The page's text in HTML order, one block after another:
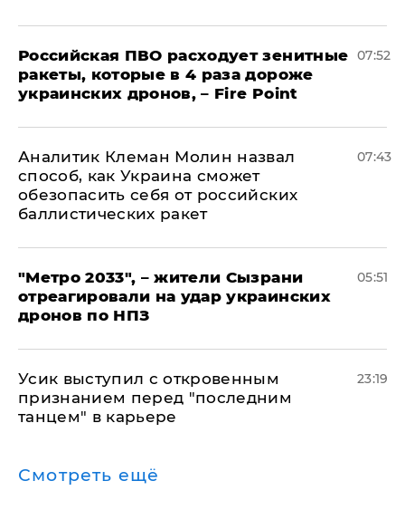
Российская ПВО расходует зенитные
ракеты, которые в 4 раза дороже
украинских дронов, – Fire Point
07:52
Аналитик Клеман Молин назвал
способ, как Украина сможет
обезопасить себя от российских
баллистических ракет
07:43
"Метро 2033", – жители Сызрани
отреагировали на удар украинских
дронов по НПЗ
05:51
Усик выступил с откровенным
признанием перед "последним
танцем" в карьере
23:19
Смотреть ещё